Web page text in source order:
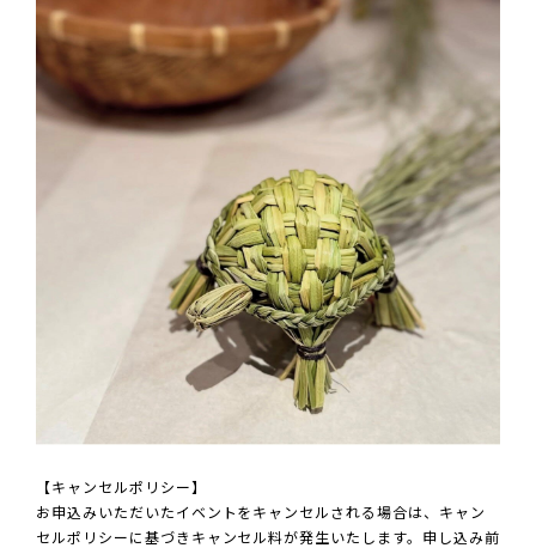
【キャンセルポリシー】
お申込みいただいたイベントをキャンセルされる場合は、キャン
セルポリシーに基づきキャンセル料が発生いたします。申し込み前